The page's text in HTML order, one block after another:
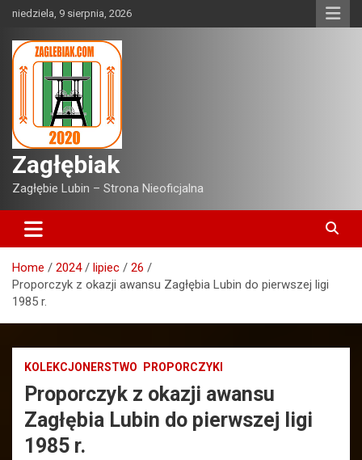
Skip
content
niedziela, 9 sierpnia, 2026
Zagłębiak
Zagłębie Lubin – Strona Nieoficjalna
Home 2024 lipiec
26
Proporczyk z okazji awansu Zagłębia Lubin do pierwszej ligi
1985 r.
KOLEKCJONERSTWO PROPORCZYKI
Proporczyk z okazji awansu
Zagłębia Lubin do pierwszej ligi
1985 r.